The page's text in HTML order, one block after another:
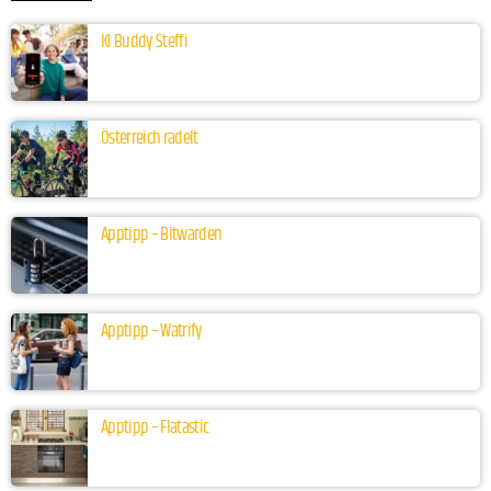
KI Buddy Steffi
Österreich radelt
Apptipp – Bitwarden
Apptipp – Watrify
Apptipp – Flatastic